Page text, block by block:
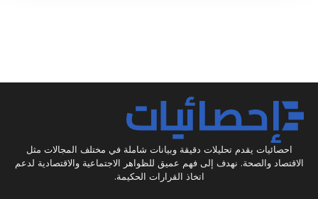
احصائيات يقدم تحليلات دقيقة وبيانات شاملة في مختلف المجالات مثل
الاقتصاد والصحة. نهدف إلى فهم عميق للظواهر الاجتماعية والاقتصادية لدعم
اتخاذ القرارات الحكيمة.